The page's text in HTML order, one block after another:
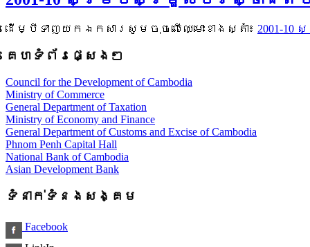
ដើម្បីទាញយកឯកសារសូមចុចលើឈ្មោះខាងស្តាំ៖ 2001-
គេហទំព័រផ្សេងៗ
Council for the Development of Cambodia
Ministry of Commerce
General Department of Taxation
Ministry of Economy and Finance
General Department of Customs and Excise of Cambodia
Phnom Penh Capital Hall
National Bank of Cambodia
Asian Development Bank
ទំនាក់ទំនងសង្គម
Facebook